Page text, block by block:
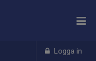
Logga in